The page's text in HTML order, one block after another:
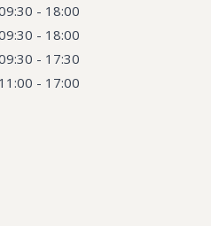
- 18:00
- 18:00
- 17:30
11:00 - 17:00